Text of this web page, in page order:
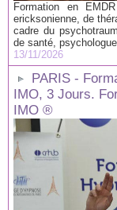
Formation en
ericksonienne, de
cadre du
de santé,
13/11/2026
PARIS -
IMO, 3 Jours.
IMO ®